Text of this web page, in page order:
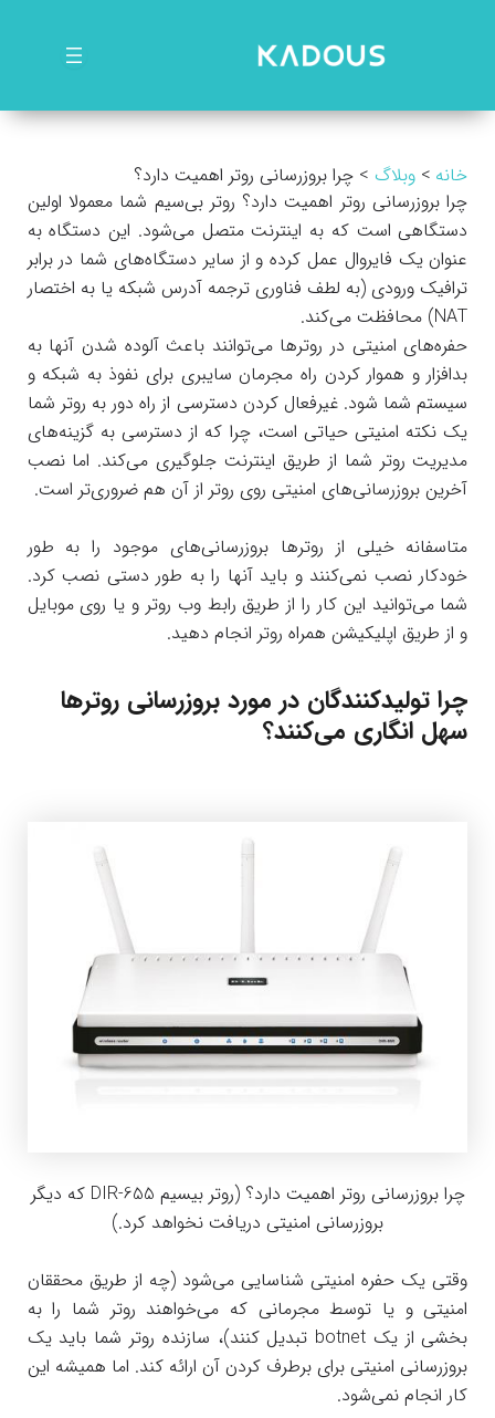
خانه وبلاگ
چرا بروزرسانی روتر اهمیت دارد؟
چرا بروزرسانی روتر اهمیت دارد؟ روتر بی‌سیم شما معمولا اولین
دستگاهی است که به اینترنت متصل می‌شود. این دستگاه به
عنوان یک فایروال عمل کرده و از سایر دستگاه‌های شما در برابر
ترافیک ورودی (به لطف فناوری ترجمه آدرس شبکه یا به اختصار
NAT) محافظت می‌کند.‌
حفره‌های امنیتی در روترها می‌توانند باعث آلوده شدن آنها به
بدافزار و هموار کردن راه مجرمان سایبری برای نفوذ به شبکه و
سیستم شما شود. غیرفعال كردن دسترسی از راه دور به روتر شما
یک نکته امنیتی حیاتی است، چرا که از دسترسی به گزينه‌های
مدیریت روتر شما از طریق اینترنت جلوگیری می‌کند. اما نصب
آخرین بروزرسانی‌های امنیتی روی روتر از آن هم ضروری‌تر است.
متاسفانه خیلی از روترها بروزرسانی‌های موجود را به طور
خودکار نصب نمی‌کنند و باید آنها را به طور دستی نصب کرد.
شما می‌توانید این کار را از طریق رابط وب روتر و یا روی موبایل
و از طریق اپلیکیشن همراه روتر انجام دهید.
چرا تولیدکنندگان در مورد بروزرسانی روترها
سهل انگاری می‌کنند؟
چرا بروزرسانی روتر اهمیت دارد؟ (روتر بیسیم DIR-655 که دیگر
بروزرسانی امنیتی دریافت نخواهد کرد.)
وقتی یک حفره امنیتی شناسایی می‌شود (چه از طریق محققان
امنیتی و یا توسط مجرمانی که می‌خواهند روتر شما را به
بخشی از یک botnet تبدیل کنند)، سازنده روتر شما باید یک
بروزرسانی امنیتی برای برطرف کردن آن ارائه کند. اما همیشه این
کار انجام نمی‌شود.